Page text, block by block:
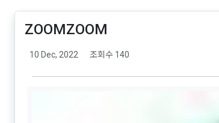
ZOOMZOOM
10 Dec, 2022 조회수 140